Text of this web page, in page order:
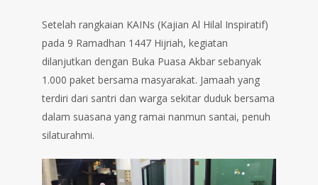
Setelah rangkaian KAINs (Kajian Al Hilal Inspiratif)
pada 9 Ramadhan 1447 Hijriah, kegiatan
dilanjutkan dengan Buka Puasa Akbar sebanyak
1.000 paket bersama masyarakat. Jamaah yang
terdiri dari santri dan warga sekitar duduk bersama
dalam suasana yang ramai nanmun santai, penuh
silaturahmi.